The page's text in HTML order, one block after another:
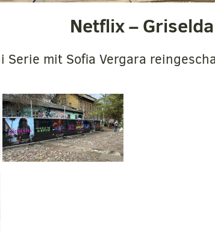
Netflix – Griselda
mit Sofia Vergara